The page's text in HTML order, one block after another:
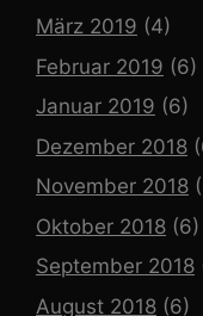
März 2019 (4)
Februar 2019 (6)
Januar 2019 (6)
Dezember 2018
November 2018
Oktober 2018 (6)
September 2018
August 2018 (6)